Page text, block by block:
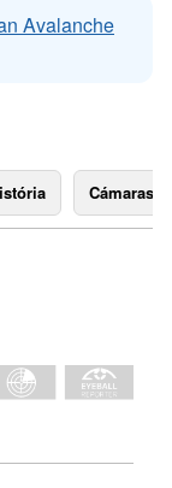
Avalanche
Cámaras